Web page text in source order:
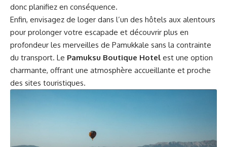
donc planifiez en conséquence.
Enfin, envisagez de loger dans l’un des hôtels aux alentours
pour prolonger votre escapade et découvrir plus en
profondeur les merveilles de Pamukkale sans la contrainte
du transport. Le Pamuksu Boutique Hotel est une option
charmante, offrant une atmosphère accueillante et proche
des sites touristiques.